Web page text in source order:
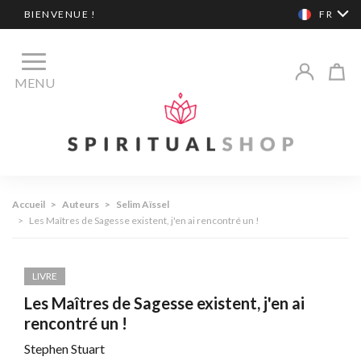
BIENVENUE ! FR
MENU
Accueil > Auteurs > Selim Aïssel
> Les Maîtres de Sagesse existent, j'en ai rencontré un !
LIVRE
Les Maîtres de Sagesse existent, j'en ai
rencontré un !
Stephen Stuart